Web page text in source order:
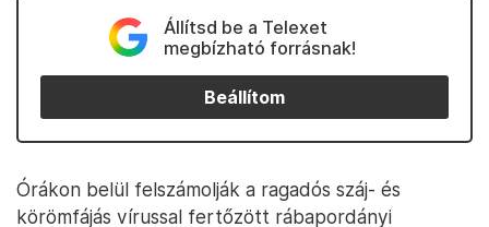
Állítsd be a Telexet
megbízható forrásnak!
Beállítom
Órákon belül felszámolják a ragadós száj- és
körömfájás vírussal fertőzött rábapordányi